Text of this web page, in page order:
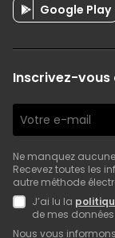
Google Play
Inscrivez-vous
Ne manquez
Recevez toutes les
autre méthode
J’ai lu la
de mes données
Nous vous